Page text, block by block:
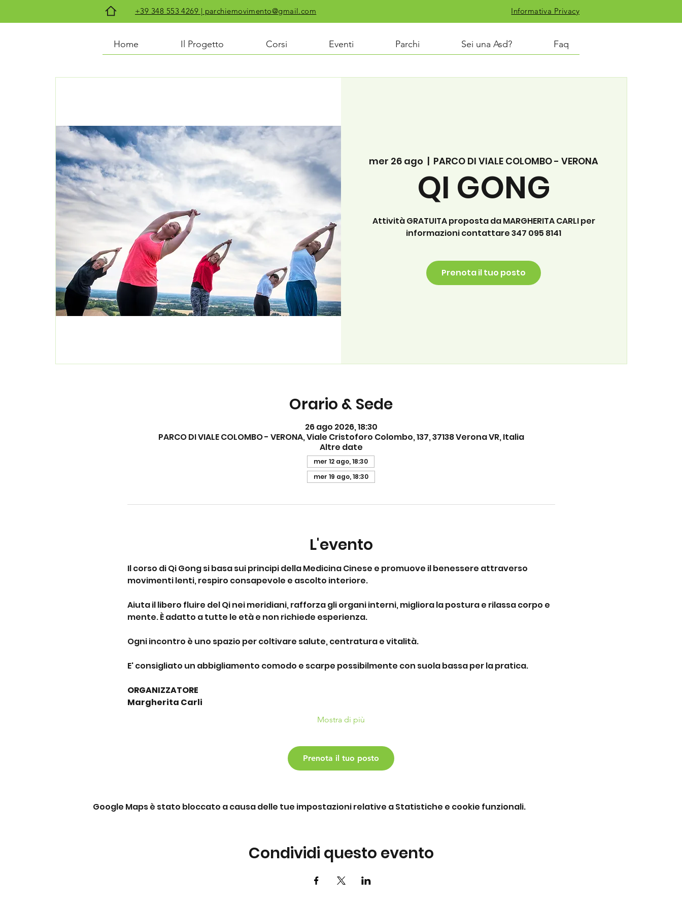
+39 348 553 4269 | parchiemovimento@gmail.com Informativa Privacy
Home Il Progetto Corsi Eventi Parchi Sei una Asd? Faq
mer 26 ago PARCO DI VIALE COLOMBO - VERONA
QI GONG
Attività GRATUITA proposta da MARGHERITA CARLI per
informazioni contattare 347 095 8141
Prenota il tuo posto
Orario & Sede
26 ago 2026, 18:30
PARCO DI VIALE COLOMBO - VERONA, Viale Cristoforo Colombo, 137, 37138 Verona VR, Italia
Altre date
mer 12 ago, 18:30
mer 19 ago, 18:30
L'evento
Il corso di Qi Gong si basa sui principi della Medicina Cinese e promuove il benessere attraverso
movimenti lenti, respiro consapevole e ascolto interiore.
Aiuta il libero fluire del Qi nei meridiani, rafforza gli organi interni, migliora la postura e rilassa corpo e
mente. È adatto a tutte le età e non richiede esperienza.
Ogni incontro è uno spazio per coltivare salute, centratura e vitalità.
E' consigliato un abbigliamento comodo e scarpe possibilmente con suola bassa per la pratica.
ORGANIZZATORE
Margherita Carli
Mostra di più
Prenota il tuo posto
Google Maps è stato bloccato a causa delle tue impostazioni relative a Statistiche e cookie funzionali.
Condividi questo evento